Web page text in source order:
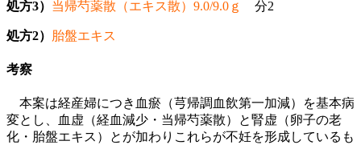
処方3） 当帰芍薬散（エキス散）9.0/9.0ｇ 分2
処方2） 胎盤エキス
考察
本案は経産婦につき血瘀（芎帰調血飲第一加減）を基本病
変とし、血虚（経血減少・当帰芍薬散）と腎虚（卵子の老
化・胎盤エキス）とが加わりこれらが不妊を形成しているも